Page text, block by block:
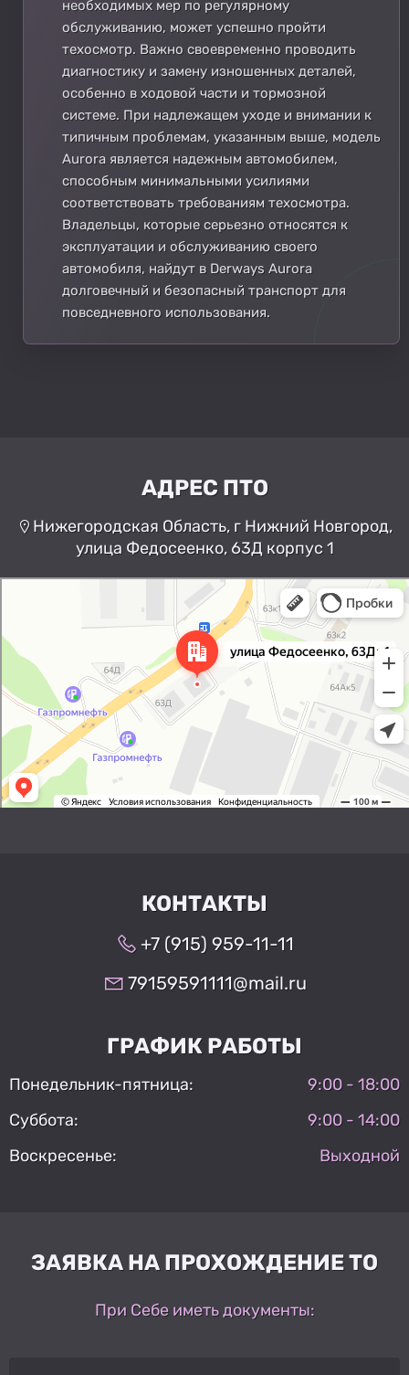
необходимых мер по регулярному
обслуживанию, может успешно пройти
техосмотр. Важно своевременно проводить
диагностику и замену изношенных деталей,
особенно в ходовой части и тормозной
системе. При надлежащем уходе и внимании к
типичным проблемам, указанным выше, модель
Aurora является надежным автомобилем,
способным минимальными усилиями
соответствовать требованиям техосмотра.
Владельцы, которые серьезно относятся к
эксплуатации и обслуживанию своего
автомобиля, найдут в Derways Aurora
долговечный и безопасный транспорт для
повседневного использования.
АДРЕС ПТО
Нижегородская Область, г Нижний Новгород,
улица Федосеенко, 63Д корпус 1
Нижний Новгород
Улица Федосеенко, 63Дк1 —
Яндекс Карты
КОНТАКТЫ
+7 (915) 959-11-11
79159591111@mail.ru
ГРАФИК РАБОТЫ
Понедельник-пятница:
9:00 - 18:00
Суббота:
9:00 - 14:00
Воскресенье:
Выходной
ЗАЯВКА НА ПРОХОЖДЕНИЕ ТО
При Себе иметь документы: